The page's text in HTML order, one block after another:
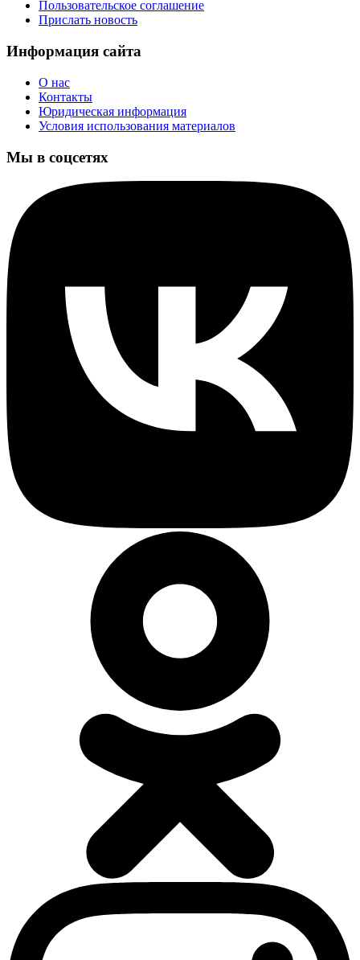
Пользовательское соглашение
Прислать новость
Информация сайта
О нас
Контакты
Юридическая информация
Условия использования материалов
Мы в соцсетях